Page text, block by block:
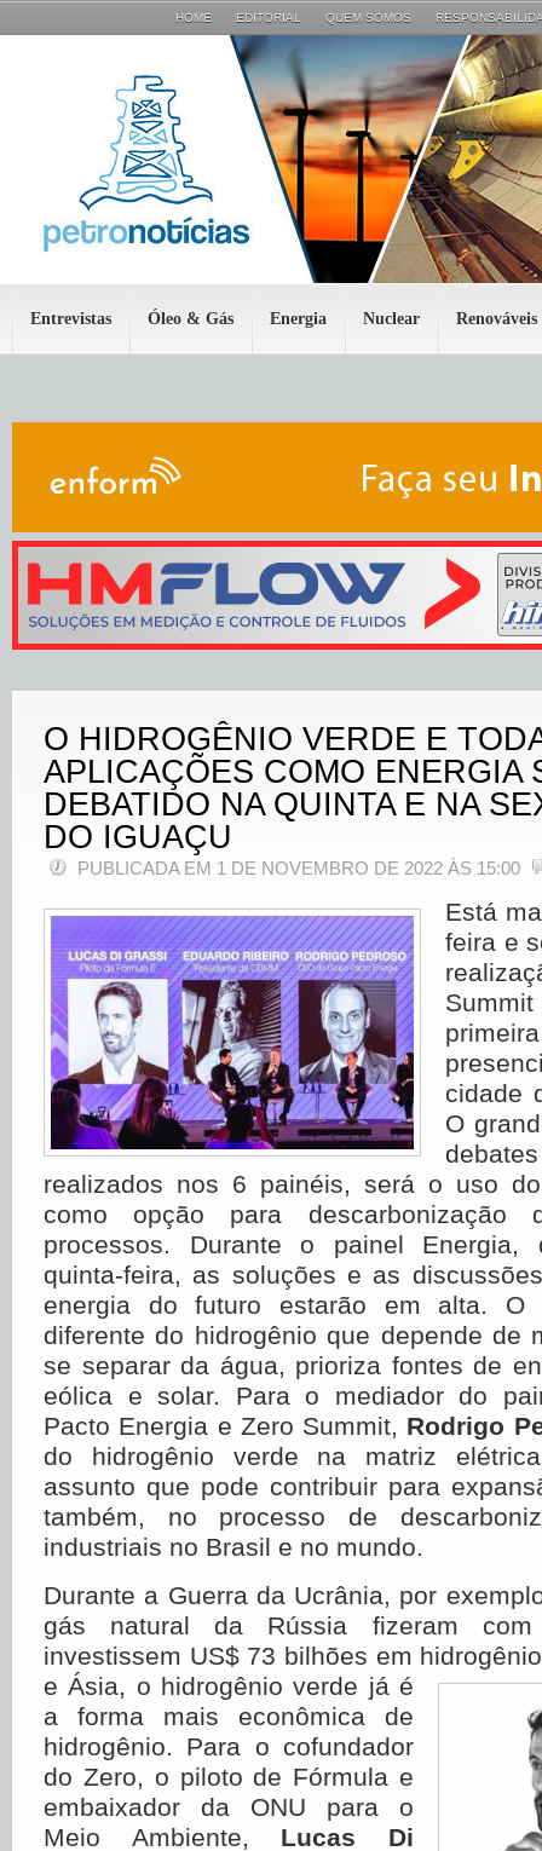
HOME EDITORIAL QUEM SOMOS
Entrevistas Óleo & Gás Energia Nuclear Renováveis
O HIDROGÊNIO VERDE E
APLICAÇÕES COMO ENERGIA
DEBATIDO NA QUINTA E NA
DO IGUAÇU
PUBLICADA EM 1 DE NOVEMBRO DE 2022 ÀS 15:00
Está
feira e
cidade
O
realizados nos 6 painéis, será o uso
como opção para descarbonização
processos. Durante o painel Energia,
quinta-feira, as soluções e as
energia do futuro estarão em alta. O
diferente do hidrogênio que depende de
se separar da água, prioriza fontes de
eólica e solar. Para o mediador do
Pacto Energia e Zero Summit, Rodrigo
do hidrogênio verde na matriz
assunto que pode contribuir para
também, no processo de
industriais no Brasil e no mundo.
Durante a Guerra da Ucrânia, por
gás natural da Rússia fizeram
investissem US$ 73 bilhões em
e Ásia, o hidrogênio verde já é
a forma mais econômica de
hidrogênio. Para o cofundador
do Zero, o piloto de Fórmula e
embaixador da ONU para o
Meio Ambiente, Lucas Di